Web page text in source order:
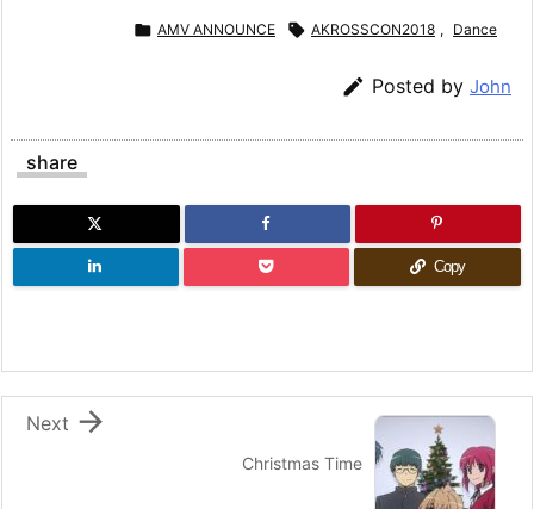
 AMV ANNOUNCE  AKROSSCON2018 , Dance
 Posted by John
share
Copy
Christmas Time

Next